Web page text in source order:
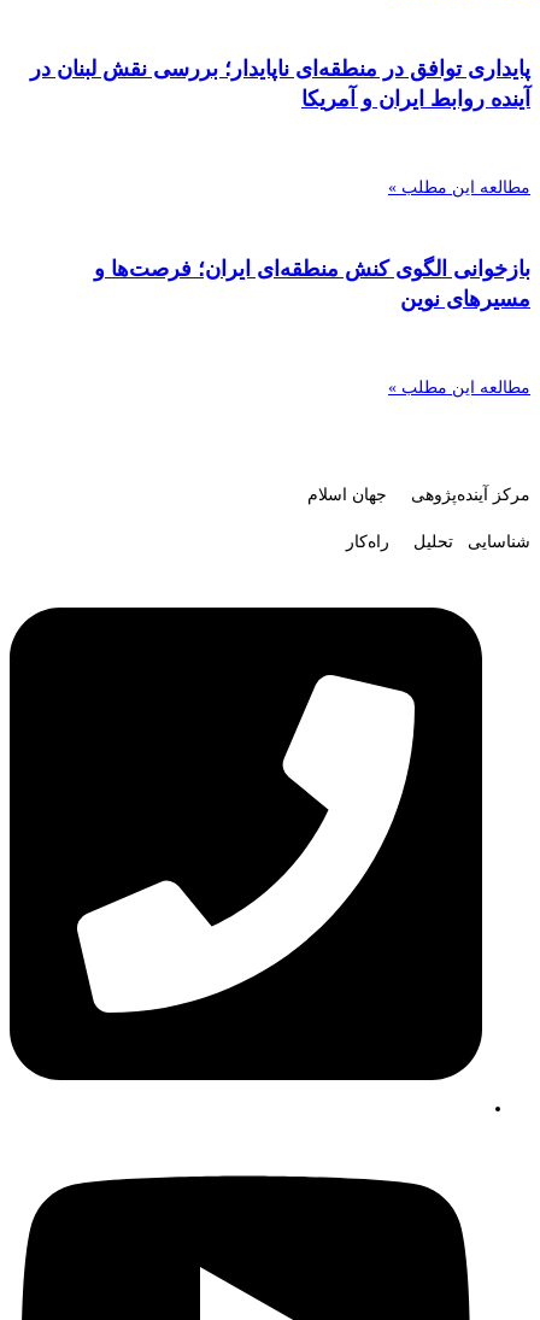
پایداری توافق در منطقه‌ای ناپایدار؛ بررسی نقش لبنان در
آینده روابط ایران و آمریکا
مطالعه این مطلب »
بازخوانی الگوی کنش منطقه‌ای ایران؛ فرصت‌ها و
مسیرهای نوین
مطالعه این مطلب »
مرکز آینده‌پژوهی جهان اسلام
شناسایی تحلیل راه‌کار